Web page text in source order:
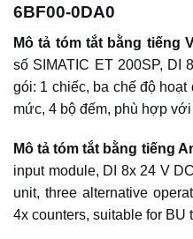
6BF00-0DA0
Mô tả tóm tắt bằng tiếng
số SIMATIC ET 200SP, DI
gói: 1 chiếc, ba chế độ hoạt
mức, 4 bộ đếm, phù hợp
Mô tả tóm tắt bằng tiếng
input module, DI 8x 24 V
unit, three alternative
4x counters, suitable for BU